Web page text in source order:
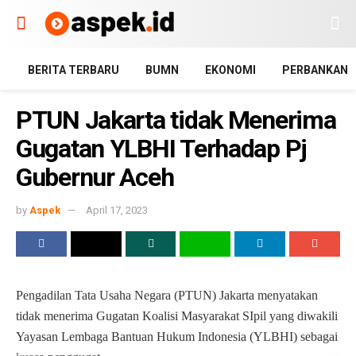
BERITA TERBARU BUMN EKONOMI PERBANKAN
PTUN Jakarta tidak Menerima
Gugatan YLBHI Terhadap Pj
Gubernur Aceh
by Aspek April 17, 2023
Pengadilan Tata Usaha Negara (PTUN) Jakarta menyatakan
tidak menerima Gugatan Koalisi Masyarakat SIpil yang diwakili
Yayasan Lembaga Bantuan Hukum Indonesia (YLBHI) sebagai